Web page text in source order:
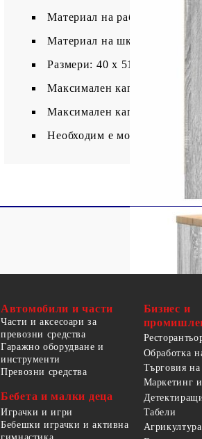
Материал на работния плот:
Материал на шкафа:
Размери: 40 x 51 x 85 см (Ш
Максимален капацитет на
Максимален капацитет на
Необходим е монтаж
Автомобили и части
Части и аксесоари за
превозни средства
Гаражно оборудване и
инструменти
Превозни средства
Бебета и малки деца
Играчки и игри
Бебешки играчки и активна
Бизнес и
Обработка
Търговия
Маркетинг
Табели
Агрикултура